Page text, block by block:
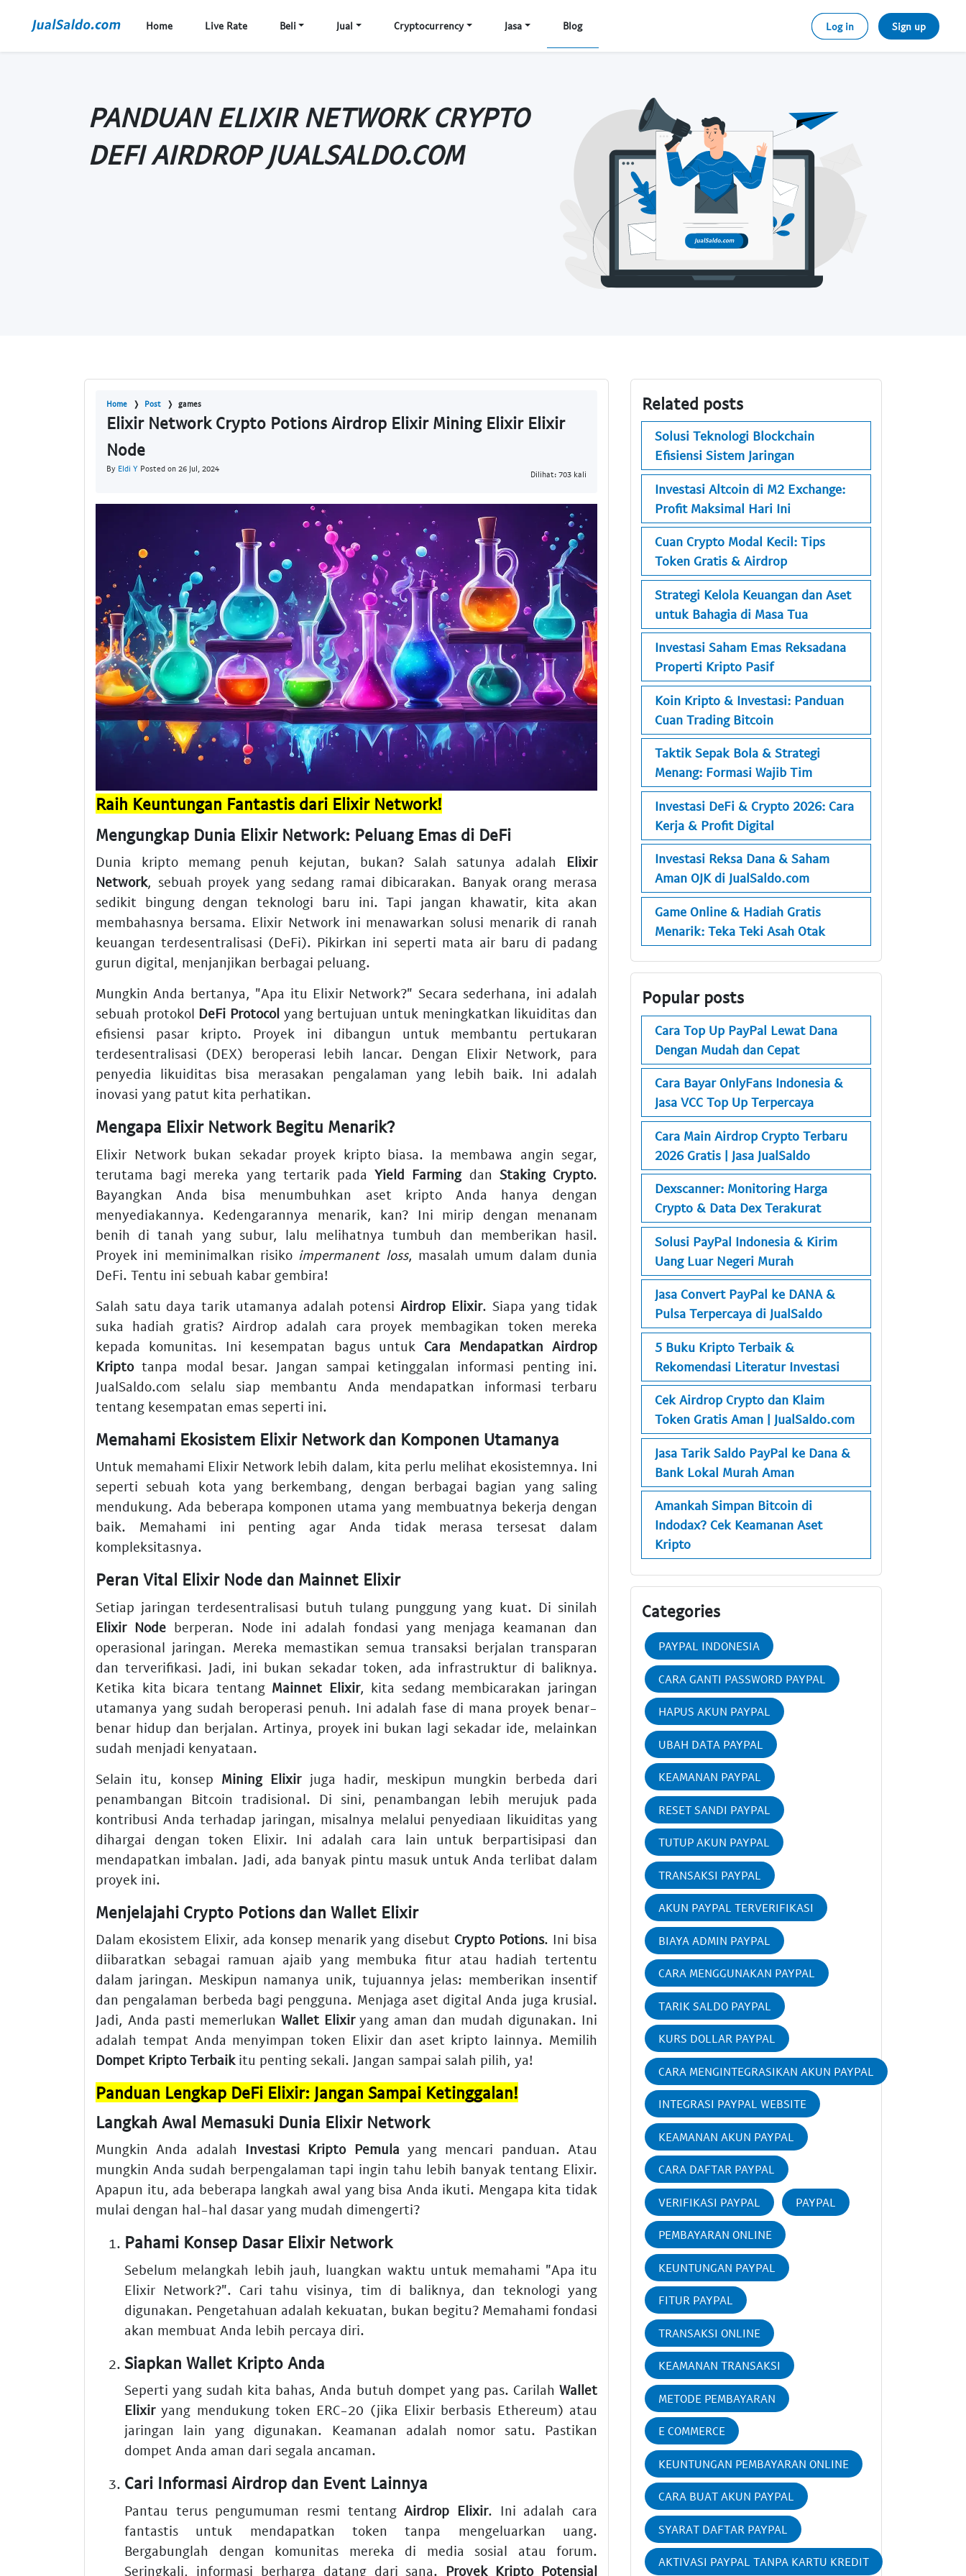
Home Live Rate Beli Jual Cryptocurrency Jasa Blog Log in Sign up
PANDUAN ELIXIR NETWORK CRYPTO
DEFI AIRDROP JUALSALDO.COM
Home Post games
Elixir Network Crypto Potions Airdrop Elixir Mining Elixir Elixir
Node
By Eldi Y Posted on 26 Jul, 2024
Dilihat: 703 kali
Raih Keuntungan Fantastis dari Elixir Network!
Mengungkap Dunia Elixir Network: Peluang Emas di DeFi
Dunia kripto memang penuh kejutan, bukan? Salah satunya adalah Elixir
Network, sebuah proyek yang sedang ramai dibicarakan. Banyak orang merasa
sedikit bingung dengan teknologi baru ini. Tapi jangan khawatir, kita akan
membahasnya bersama. Elixir Network ini menawarkan solusi menarik di ranah
keuangan terdesentralisasi (DeFi). Pikirkan ini seperti mata air baru di padang
gurun digital, menjanjikan berbagai peluang.
Mungkin Anda bertanya, "Apa itu Elixir Network?" Secara sederhana, ini adalah
sebuah protokol DeFi Protocol yang bertujuan untuk meningkatkan likuiditas dan
efisiensi pasar kripto. Proyek ini dibangun untuk membantu pertukaran
terdesentralisasi (DEX) beroperasi lebih lancar. Dengan Elixir Network, para
penyedia likuiditas bisa merasakan pengalaman yang lebih baik. Ini adalah
inovasi yang patut kita perhatikan.
Mengapa Elixir Network Begitu Menarik?
Elixir Network bukan sekadar proyek kripto biasa. Ia membawa angin segar,
terutama bagi mereka yang tertarik padaYield Farmingdan Staking Crypto.
Bayangkan Anda bisa menumbuhkan aset kripto Anda hanya dengan
menyediakannya. Kedengarannya menarik, kan? Ini mirip dengan menanam
benih di tanah yang subur, lalu melihatnya tumbuh dan memberikan hasil.
Proyek ini meminimalkan risiko impermanent loss, masalah umum dalam dunia
DeFi. Tentu ini sebuah kabar gembira!
Salah satu daya tarik utamanya adalah potensiAirdrop Elixir. Siapa yang tidak
suka hadiah gratis? Airdrop adalah cara proyek membagikan token mereka
kepada komunitas. Ini kesempatan bagus untuk Cara Mendapatkan Airdrop
Kriptotanpa modal besar. Jangan sampai ketinggalan informasi penting ini.
JualSaldo.com selalu siap membantu Anda mendapatkan informasi terbaru
tentang kesempatan emas seperti ini.
Memahami Ekosistem Elixir Network dan Komponen Utamanya
Untuk memahami Elixir Network lebih dalam, kita perlu melihat ekosistemnya. Ini
seperti sebuah kota yang berkembang, dengan berbagai bagian yang saling
mendukung. Ada beberapa komponen utama yang membuatnya bekerja dengan
baik. Memahami ini penting agar Anda tidak merasa tersesat dalam
kompleksitasnya.
Peran Vital Elixir Node dan Mainnet Elixir
Setiap jaringan terdesentralisasi butuh tulang punggung yang kuat. Di sinilah
Elixir Node berperan. Node ini adalah fondasi yang menjaga keamanan dan
operasional jaringan. Mereka memastikan semua transaksi berjalan transparan
dan terverifikasi. Jadi, ini bukan sekadar token, ada infrastruktur di baliknya.
Ketika kita bicara tentang Mainnet Elixir, kita sedang membicarakan jaringan
utamanya yang sudah beroperasi penuh. Ini adalah fase di mana proyek benar-
benar hidup dan berjalan. Artinya, proyek ini bukan lagi sekadar ide, melainkan
sudah menjadi kenyataan.
Selain itu, konsep Mining Elixirjuga hadir, meskipun mungkin berbeda dari
penambangan Bitcoin tradisional. Di sini, penambangan lebih merujuk pada
kontribusi Anda terhadap jaringan, misalnya melalui penyediaan likuiditas yang
dihargai dengan token Elixir. Ini adalah cara lain untuk berpartisipasi dan
mendapatkan imbalan. Jadi, ada banyak pintu masuk untuk Anda terlibat dalam
proyek ini.
Menjelajahi Crypto Potions dan Wallet Elixir
Dalam ekosistem Elixir, ada konsep menarik yang disebut Crypto Potions. Ini bisa
diibaratkan sebagai ramuan ajaib yang membuka fitur atau hadiah tertentu
dalam jaringan. Meskipun namanya unik, tujuannya jelas: memberikan insentif
dan pengalaman berbeda bagi pengguna. Menjaga aset digital Anda juga krusial.
Jadi, Anda pasti memerlukan Wallet Elixiryang aman dan mudah digunakan. Ini
adalah tempat Anda menyimpan token Elixir dan aset kripto lainnya. Memilih
Dompet Kripto Terbaikitu penting sekali. Jangan sampai salah pilih, ya!
Panduan Lengkap DeFi Elixir: Jangan Sampai Ketinggalan!
Langkah Awal Memasuki Dunia Elixir Network
Mungkin Anda adalah Investasi Kripto Pemula yang mencari panduan. Atau
mungkin Anda sudah berpengalaman tapi ingin tahu lebih banyak tentang Elixir.
Apapun itu, ada beberapa langkah awal yang bisa Anda ikuti. Mengapa kita tidak
mulai dengan hal-hal dasar yang mudah dimengerti?
Pahami Konsep Dasar Elixir Network
Sebelum melangkah lebih jauh, luangkan waktu untuk memahami "Apa itu
Elixir Network?". Cari tahu visinya, tim di baliknya, dan teknologi yang
digunakan. Pengetahuan adalah kekuatan, bukan begitu? Memahami fondasi
akan membuat Anda lebih percaya diri.
Siapkan Wallet Kripto Anda
Seperti yang sudah kita bahas, Anda butuh dompet yang pas. Carilah Wallet
Elixiryang mendukung token ERC-20 (jika Elixir berbasis Ethereum) atau
jaringan lain yang digunakan. Keamanan adalah nomor satu. Pastikan
dompet Anda aman dari segala ancaman.
Cari Informasi Airdrop dan Event Lainnya
Pantau terus pengumuman resmi tentangAirdrop Elixir. Ini adalah cara
fantastis untuk mendapatkan token tanpa mengeluarkan uang.
Bergabunglah dengan komunitas mereka di media sosial atau forum.
Seringkali, informasi berharga datang dari sana. Proyek Kripto Potensial
Related posts
Solusi Teknologi Blockchain
Efisiensi Sistem Jaringan
Investasi Altcoin di M2 Exchange:
Profit Maksimal Hari Ini
Cuan Crypto Modal Kecil: Tips
Token Gratis & Airdrop
Strategi Kelola Keuangan dan Aset
untuk Bahagia di Masa Tua
Investasi Saham Emas Reksadana
Properti Kripto Pasif
Koin Kripto & Investasi: Panduan
Cuan Trading Bitcoin
Taktik Sepak Bola & Strategi
Menang: Formasi Wajib Tim
Investasi DeFi & Crypto 2026: Cara
Kerja & Profit Digital
Investasi Reksa Dana & Saham
Aman OJK di JualSaldo.com
Game Online & Hadiah Gratis
Menarik: Teka Teki Asah Otak
Popular posts
Cara Top Up PayPal Lewat Dana
Dengan Mudah dan Cepat
Cara Bayar OnlyFans Indonesia &
Jasa VCC Top Up Terpercaya
Cara Main Airdrop Crypto Terbaru
2026 Gratis | Jasa JualSaldo
Dexscanner: Monitoring Harga
Crypto & Data Dex Terakurat
Solusi PayPal Indonesia & Kirim
Uang Luar Negeri Murah
Jasa Convert PayPal ke DANA &
Pulsa Terpercaya di JualSaldo
5 Buku Kripto Terbaik &
Rekomendasi Literatur Investasi
Cek Airdrop Crypto dan Klaim
Token Gratis Aman | JualSaldo.com
Jasa Tarik Saldo PayPal ke Dana &
Bank Lokal Murah Aman
Amankah Simpan Bitcoin di
Indodax? Cek Keamanan Aset
Kripto
Categories
PAYPAL INDONESIA
CARA GANTI PASSWORD PAYPAL
HAPUS AKUN PAYPAL
UBAH DATA PAYPAL
KEAMANAN PAYPAL
RESET SANDI PAYPAL
TUTUP AKUN PAYPAL
TRANSAKSI PAYPAL
AKUN PAYPAL TERVERIFIKASI
BIAYA ADMIN PAYPAL
CARA MENGGUNAKAN PAYPAL
TARIK SALDO PAYPAL
KURS DOLLAR PAYPAL
CARA MENGINTEGRASIKAN AKUN PAYPAL
INTEGRASI PAYPAL WEBSITE
KEAMANAN AKUN PAYPAL
CARA DAFTAR PAYPAL
VERIFIKASI PAYPAL PAYPAL
PEMBAYARAN ONLINE
KEUNTUNGAN PAYPAL
FITUR PAYPAL
TRANSAKSI ONLINE
KEAMANAN TRANSAKSI
METODE PEMBAYARAN
E COMMERCE
KEUNTUNGAN PEMBAYARAN ONLINE
CARA BUAT AKUN PAYPAL
SYARAT DAFTAR PAYPAL
AKTIVASI PAYPAL TANPA KARTU KREDIT